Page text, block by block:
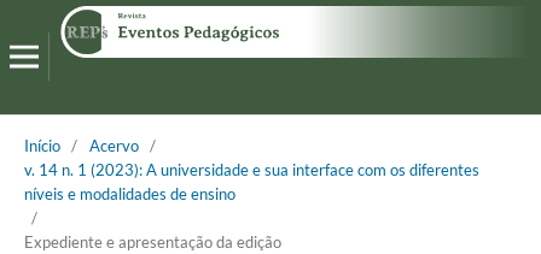
Início / Acervo /
v. 14 n. 1 (2023): A universidade e sua interface com os diferentes
níveis e modalidades de ensino
/
Expediente e apresentação da edição